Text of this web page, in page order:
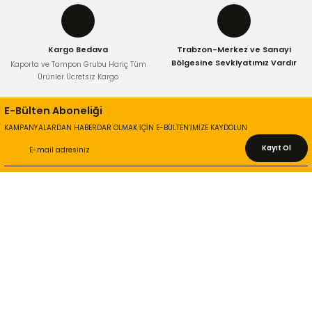
Kargo Bedava
Kaporta ve Tampon Grubu Hariç Tüm
Ürünler Ücretsiz Kargo
Trabzon-Merkez ve Sanayi
Bölgesine Sevkiyatımız Vardır
E-Bülten Aboneliği
KAMPANYALARDAN HABERDAR OLMAK İÇİN E-BÜLTEN’İMİZE KAYDOLUN
Kayıt Ol